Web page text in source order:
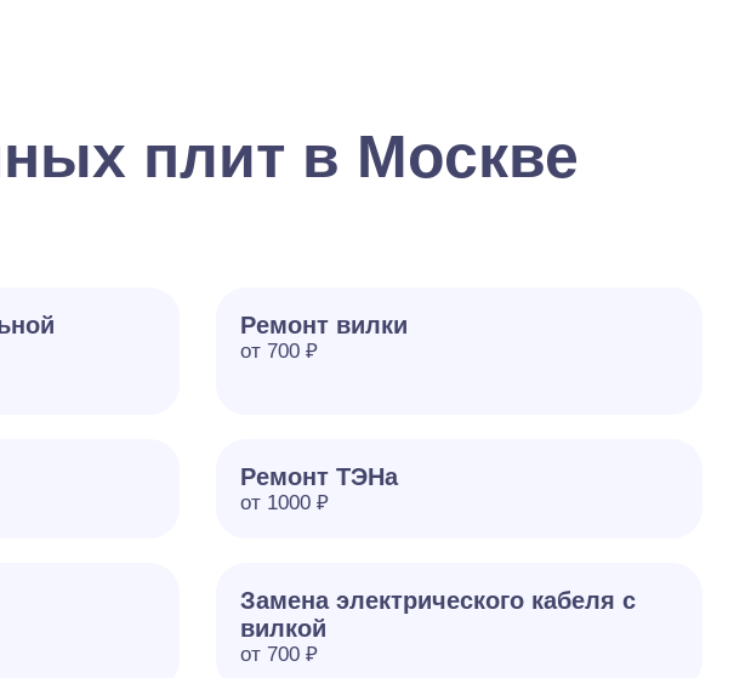
плит в Москве
Ремонт вилки
от 700 ₽
Ремонт ТЭНа
от 1000 ₽
Замена электрического кабеля с
вилкой
от 700 ₽